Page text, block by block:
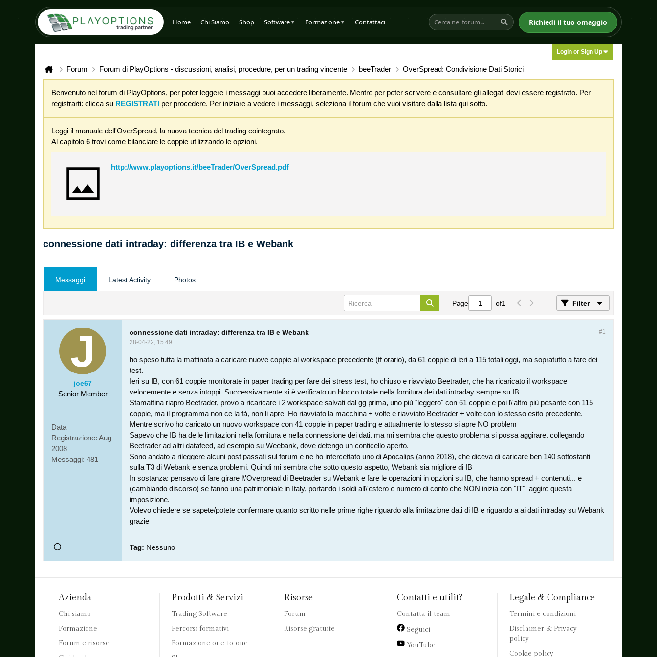
Home Chi Siamo Shop Software ▼ Formazione ▼ Contattaci Richiedi il tuo omaggio
Login or Sign Up
Forum Forum di PlayOptions - discussioni, analisi, procedure, per un trading vincente beeTrader OverSpread: Condivisione Dati Storici
Benvenuto nel forum di PlayOptions, per poter leggere i messaggi puoi accedere liberamente. Mentre per poter scrivere e consultare gli allegati devi essere registrato. Per
registrarti: clicca su REGISTRATI per procedere. Per iniziare a vedere i messaggi, seleziona il forum che vuoi visitare dalla lista qui sotto.
Leggi il manuale dell'OverSpread, la nuova tecnica del trading cointegrato.
Al capitolo 6 trovi come bilanciare le coppie utilizzando le opzioni.
http://www.playoptions.it/beeTrader/OverSpread.pdf
connessione dati intraday: differenza tra IB e Webank
Messaggi Latest Activity Photos
Page of1 Filter
joe67
Senior Member
Data
Registrazione: Aug
2008
Messaggi: 481
#1
connessione dati intraday: differenza tra IB e Webank
28-04-22, 15:49
ho speso tutta la mattinata a caricare nuove coppie al workspace precedente (tf orario), da 61 coppie di ieri a 115 totali oggi, ma sopratutto a fare dei
test.
Ieri su IB, con 61 coppie monitorate in paper trading per fare dei stress test, ho chiuso e riavviato Beetrader, che ha ricaricato il workspace
velocemente e senza intoppi. Successivamente si è verificato un blocco totale nella fornitura dei dati intraday sempre su IB.
Stamattina riapro Beetrader, provo a ricaricare i 2 workspace salvati dal gg prima, uno più "leggero" con 61 coppie e poi l\'altro più pesante con 115
coppie, ma il programma non ce la fà, non li apre. Ho riavviato la macchina + volte e riavviato Beetrader + volte con lo stesso esito precedente.
Mentre scrivo ho caricato un nuovo workspace con 41 coppie in paper trading e attualmente lo stesso si apre NO problem
Sapevo che IB ha delle limitazioni nella fornitura e nella connessione dei dati, ma mi sembra che questo problema si possa aggirare, collegando
Beetrader ad altri datafeed, ad esempio su Weebank, dove detengo un conticello aperto.
Sono andato a rileggere alcuni post passati sul forum e ne ho intercettato uno di Apocalips (anno 2018), che diceva di caricare ben 140 sottostanti
sulla T3 di Webank e senza problemi. Quindi mi sembra che sotto questo aspetto, Webank sia migliore di IB
In sostanza: pensavo di fare girare l\'Overpread di Beetrader su Webank e fare le operazioni in opzioni su IB, che hanno spread + contenuti... e
(cambiando discorso) se fanno una patrimoniale in Italy, portando i soldi all\'estero e numero di conto che NON inizia con "IT", aggiro questa
imposizione.
Volevo chiedere se sapete/potete confermare quanto scritto nelle prime righe riguardo alla limitazione dati di IB e riguardo a ai dati intraday su Webank
grazie
Tag: Nessuno
Azienda
Chi siamo
Formazione
Forum e risorse
Prodotti & Servizi
Trading Software
Percorsi formativi
Formazione one-to-one
Risorse
Forum
Risorse gratuite
Contatti e utilit?
Contatta il team
Seguici
YouTube
Legale & Compliance
Termini e condizioni
Disclaimer & Privacy
policy
Cookie policy